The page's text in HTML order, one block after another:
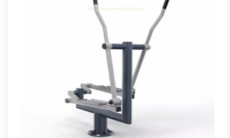
Agrès de Fitness Vélo elliptique
Agrès de fitness de plein air conjuguant activités sportives et
expériences ludiques, le Vélo elliptique se démarque par son ..
Offre partenaire